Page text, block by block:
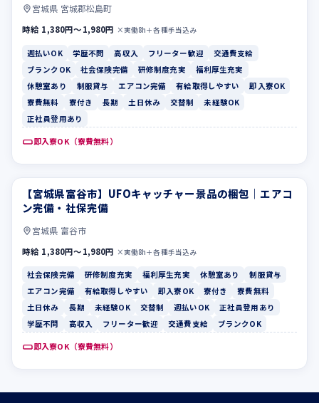
宮城県 宮城郡松島町
時給 1,380円〜1,980円 ×実働8h＋各種手当込み
週払いOK 学歴不問 高収入 フリーター歓迎
交通費支給
ブランクOK
社会保険完備 研修制度充実
福利厚生充実
休憩室あり
制服貸与 エアコン完備 有給取得しやすい
即入寮OK
寮費無料
寮付き 長期 土日休み 交替制
未経験OK
正社員登用あり
即入寮OK（寮費無料）
社会保険完備 研修制度充実
【宮城県富谷市】UFOキャッチャー景品の梱包｜エアコ
ン完備・社保完備
宮城県 富谷市
時給 1,380円〜1,980円 ×実働8h＋各種手当込み
社会保険完備 研修制度充実 福利厚生充実 休憩室あり
制服貸与
エアコン完備
有給取得しやすい 即入寮OK 寮付き
寮費無料
土日休み
長期 未経験OK 交替制 週払いOK
正社員登用あり
学歴不問
高収入 フリーター歓迎 交通費支給 ブランクOK
即入寮OK（寮費無料）